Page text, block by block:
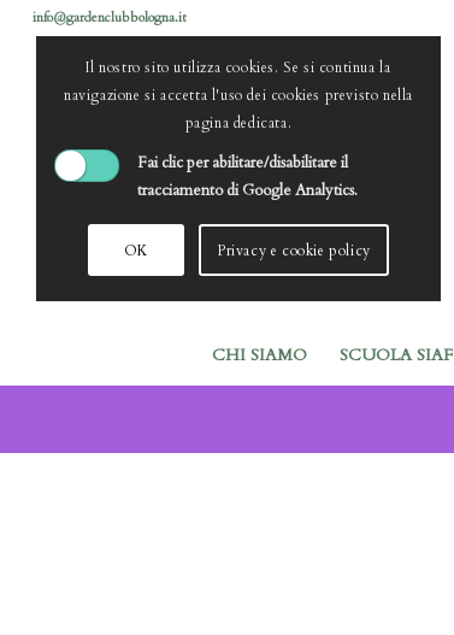
info@gardenclubbologna.it
CHI SIAMO SCUOLA SIAF
Il nostro sito utilizza cookies. Se si continua la
navigazione si accetta l'uso dei cookies previsto nella
pagina dedicata.
Fai clic per abilitare/disabilitare il
tracciamento di Google Analytics.
OK Privacy e cookie policy